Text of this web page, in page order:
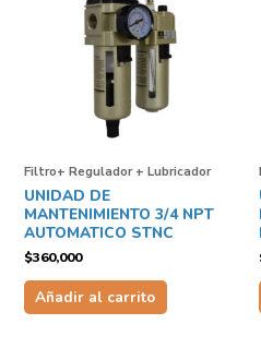
Filtro+ Regulador + Lubricador
UNIDAD DE
MANTENIMIENTO 3/4 NPT
AUTOMATICO STNC
$360,000
Añadir al carrito